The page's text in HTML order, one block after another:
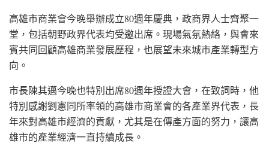
高雄市商業會今晚舉辦成立80週年慶典，政商界人士齊聚一
堂，包括朝野政界代表均受邀出席。現場氣氛熱絡，與會來
賓共同回顧高雄商業發展歷程，也展望未來城市產業轉型方
向。
市長陳其邁今晚也特別出席80週年授證大會，在致詞時，他
特別感謝劉憲同所率領的高雄市商業會的各產業界代表，長
年來對高雄市經濟的貢獻，尤其是在傳產方面的努力，讓高
雄市的產業經濟一直持續成長。